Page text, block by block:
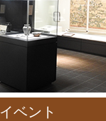
イベント